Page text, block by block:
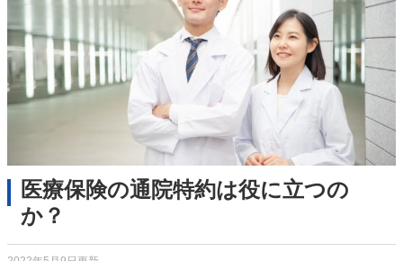
医療保険の通院特約は役に立つの
か？